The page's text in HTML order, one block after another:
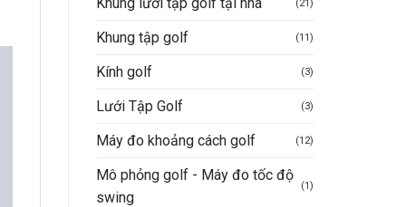
(21)
Khung tập golf (11)
Kính golf (3)
Lưới Tập Golf (3)
Máy đo khoảng cách golf (12)
Mô phỏng golf - Máy đo tốc độ
swing
(1)